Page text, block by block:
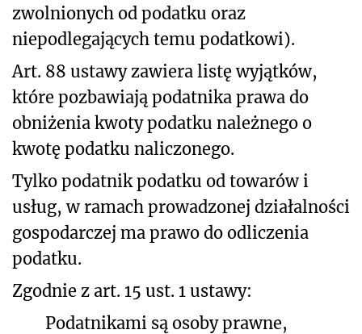
zwolnionych od podatku oraz
niepodlegających temu podatkowi).
Art. 88 ustawy zawiera listę wyjątków,
które pozbawiają podatnika prawa do
obniżenia kwoty podatku należnego o
kwotę podatku naliczonego.
Tylko podatnik podatku od towarów i
usług, w ramach prowadzonej działalności
gospodarczej ma prawo do odliczenia
podatku.
Zgodnie z art. 15 ust. 1 ustawy:
Podatnikami są osoby prawne,